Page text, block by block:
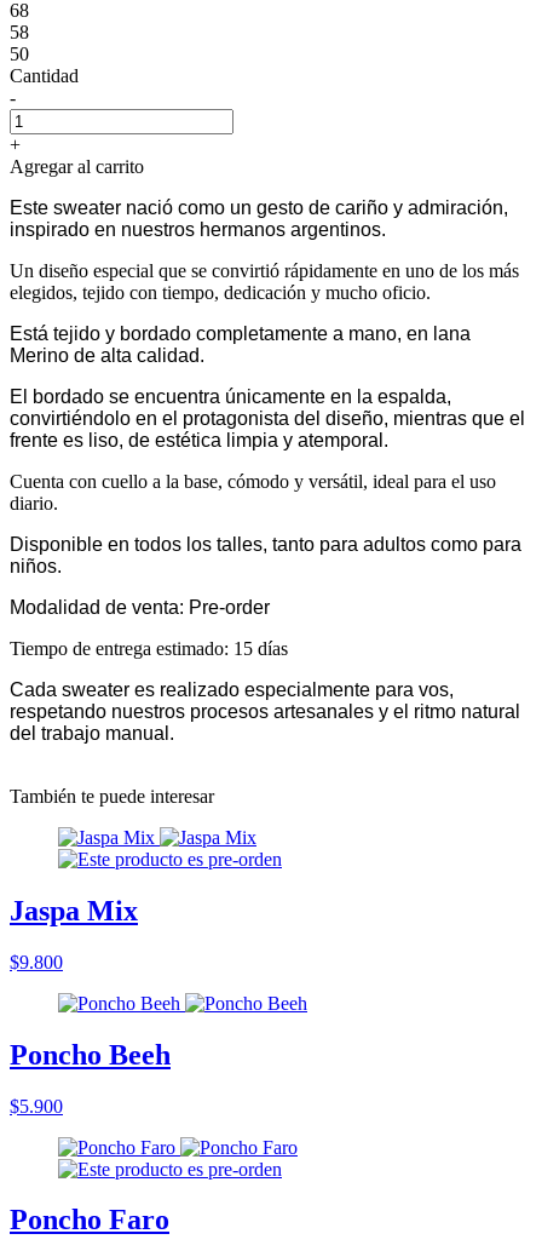
68
58
50
Cantidad
-
+
Agregar al carrito
Este sweater nació como un gesto de cariño y admiración,
inspirado en nuestros hermanos argentinos.
Un diseño especial que se convirtió rápidamente en uno de los más
elegidos, tejido con tiempo, dedicación y mucho oficio.
Está tejido y bordado completamente a mano, en lana
Merino de alta calidad.
El bordado se encuentra únicamente en la espalda,
convirtiéndolo en el protagonista del diseño, mientras que el
frente es liso, de estética limpia y atemporal.
Cuenta con cuello a la base, cómodo y versátil, ideal para el uso
diario.
Disponible en todos los talles, tanto para adultos como para
niños.
Modalidad de venta: Pre-order
Tiempo de entrega estimado: 15 días
Cada sweater es realizado especialmente para vos,
respetando nuestros procesos artesanales y el ritmo natural
del trabajo manual.
También te puede interesar
Jaspa Mix
$9.800
Poncho Beeh
$5.900
Poncho Faro